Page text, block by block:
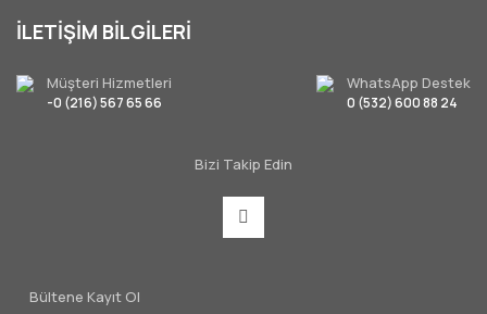
İLETİŞİM BİLGİLERİ
Müşteri Hizmetleri
-0 (216) 567 65 66
WhatsApp Destek
0 (532) 600 88 24
Bizi Takip Edin
Bültene Kayıt Ol